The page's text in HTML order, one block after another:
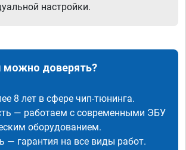
настройки.
можно доверять?
8 лет в сфере чип-тюнинга.
— работаем с современными ЭБУ
оборудованием.
— гарантия на все виды работ.